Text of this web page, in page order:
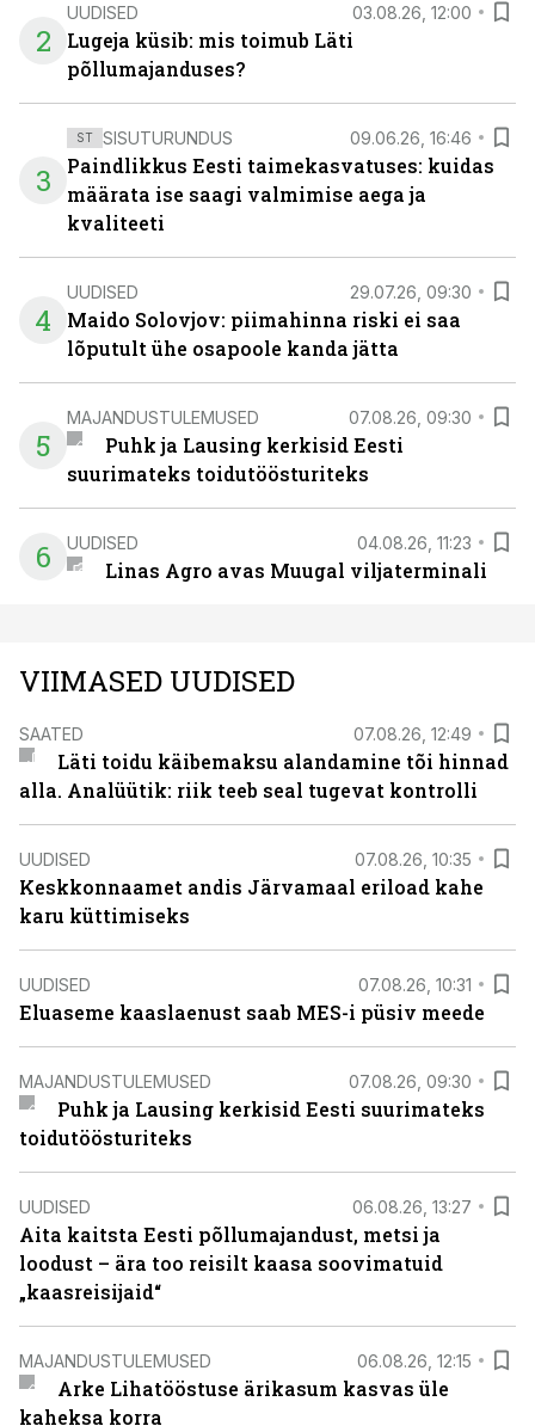
2
UUDISED 03.08.26, 12:00
Lugeja küsib: mis toimub Läti
põllumajanduses?
3
ST SISUTURUNDUS 09.06.26, 16:46
Paindlikkus Eesti taimekasvatuses: kuidas
määrata ise saagi valmimise aega ja
kvaliteeti
4
UUDISED 29.07.26, 09:30
Maido Solovjov: piimahinna riski ei saa
lõputult ühe osapoole kanda jätta
5
MAJANDUSTULEMUSED 07.08.26, 09:30
Puhk ja Lausing kerkisid Eesti
suurimateks toidutöösturiteks
6 UUDISED 04.08.26, 11:23
Linas Agro avas Muugal viljaterminali
VIIMASED UUDISED
SAATED 07.08.26, 12:49
Läti toidu käibemaksu alandamine tõi hinnad
alla. Analüütik: riik teeb seal tugevat kontrolli
UUDISED 07.08.26, 10:35
Keskkonnaamet andis Järvamaal eriload kahe
karu küttimiseks
UUDISED 07.08.26, 10:31
Eluaseme kaaslaenust saab MES-i püsiv meede
MAJANDUSTULEMUSED 07.08.26, 09:30
Puhk ja Lausing kerkisid Eesti suurimateks
toidutöösturiteks
UUDISED 06.08.26, 13:27
Aita kaitsta Eesti põllumajandust, metsi ja
loodust – ära too reisilt kaasa soovimatuid
„kaasreisijaid“
MAJANDUSTULEMUSED 06.08.26, 12:15
Arke Lihatööstuse ärikasum kasvas üle
kaheksa korra